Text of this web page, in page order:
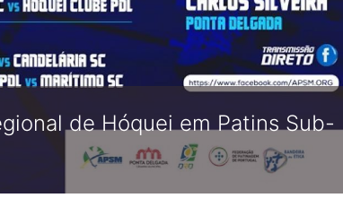
de Hóquei em Patins Sub-